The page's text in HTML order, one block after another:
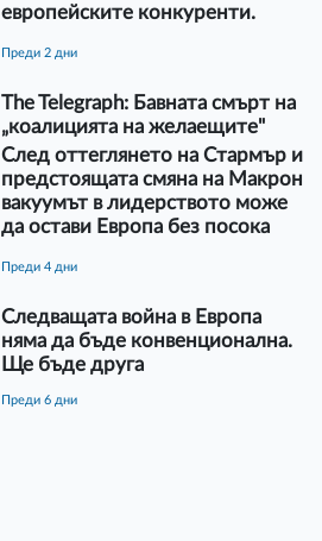
европейските конкуренти.
преди 2 дни
The Telegraph: Бавната смърт на
„коалицията на желаещите"
След оттеглянето на Стармър и
предстоящата смяна на Макрон
вакуумът в лидерството може
да остави Европа без посока
преди 4 дни
Следващата война в Европа
няма да бъде конвенционална.
Ще бъде друга
преди 6 дни